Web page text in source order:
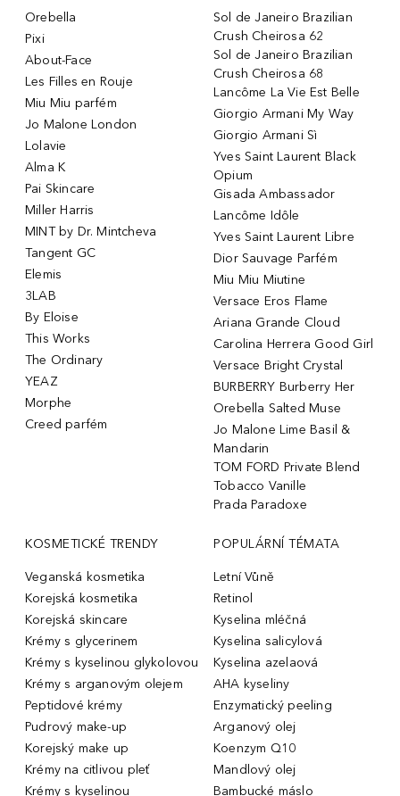
Orebella
Pixi
About-Face
Les Filles en Rouje
Miu Miu parfém
Jo Malone London
Lolavie
Alma K
Pai Skincare
Miller Harris
MINT by Dr. Mintcheva
Tangent GC
Elemis
3LAB
By Eloise
This Works
The Ordinary
YEAZ
Morphe
Creed parfém
Sol de Janeiro Brazilian
Crush Cheirosa 62
Sol de Janeiro Brazilian
Crush Cheirosa 68
Lancôme La Vie Est Belle
Giorgio Armani My Way
Giorgio Armani Sì
Yves Saint Laurent Black
Opium
Gisada Ambassador
Lancôme Idôle
Yves Saint Laurent Libre
Dior Sauvage Parfém
Miu Miu Miutine
Versace Eros Flame
Ariana Grande Cloud
Carolina Herrera Good Girl
Versace Bright Crystal
BURBERRY Burberry Her
Orebella Salted Muse
Jo Malone Lime Basil &
Mandarin
TOM FORD Private Blend
Tobacco Vanille
Prada Paradoxe
KOSMETICKÉ TRENDY
Veganská kosmetika
Korejská kosmetika
Korejská skincare
Krémy s glycerinem
Krémy s kyselinou glykolovou
Krémy s arganovým olejem
Peptidové krémy
Pudrový make-up
Korejský make up
Krémy na citlivou pleť
Krémy s kyselinou
POPULÁRNÍ TÉMATA
Letní Vůně
Retinol
Kyselina mléčná
Kyselina salicylová
Kyselina azelaová
AHA kyseliny
Enzymatický peeling
Arganový olej
Koenzym Q10
Mandlový olej
Bambucké máslo